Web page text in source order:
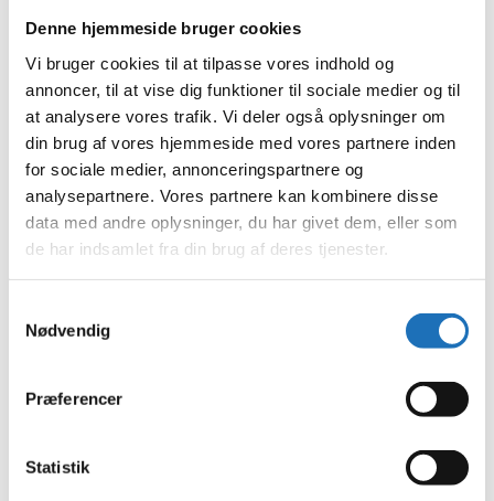
Denne hjemmeside bruger cookies
Vi bruger cookies til at tilpasse vores indhold og
annoncer, til at vise dig funktioner til sociale medier og til
at analysere vores trafik. Vi deler også oplysninger om
din brug af vores hjemmeside med vores partnere inden
for sociale medier, annonceringspartnere og
analysepartnere. Vores partnere kan kombinere disse
data med andre oplysninger, du har givet dem, eller som
de har indsamlet fra din brug af deres tjenester.
Nødvendig
Præferencer
Statistik
oktober 2023
august 2023
juli 2023
juni 2023
maj 2023
april 2023
februar 2023
januar 2023
december 2022
november 2022
oktober 2022
august 2022
juni 2022
maj 2022
februar 2022
november 2021